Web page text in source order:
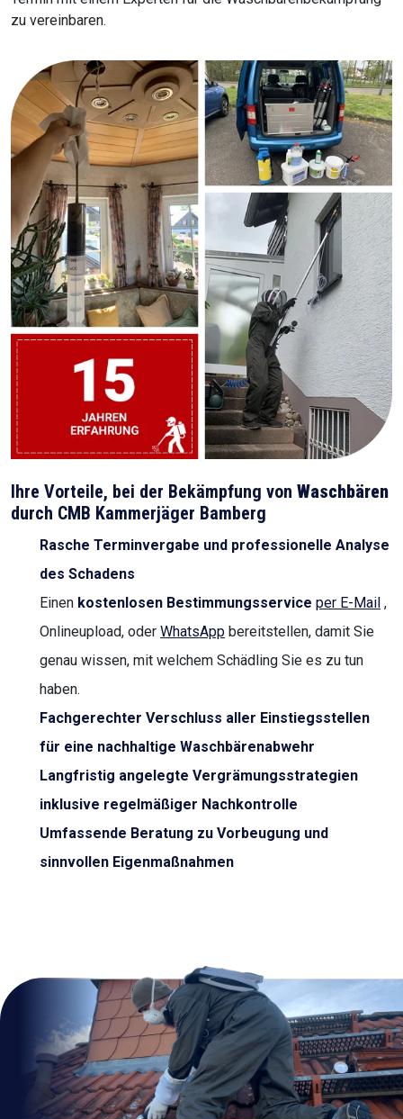
zu vereinbaren.
Ihre Vorteile, bei der Bekämpfung von Waschbären
durch CMB Kammerjäger Bamberg
Rasche Terminvergabe und professionelle Analyse
des Schadens
Einen kostenlosen Bestimmungsservice per E-Mail ,
Onlineupload, oder WhatsApp bereitstellen, damit Sie
genau wissen, mit welchem Schädling Sie es zu tun
haben.
Fachgerechter Verschluss aller Einstiegsstellen
für eine nachhaltige Waschbärenabwehr
Langfristig angelegte Vergrämungsstrategien
inklusive regelmäßiger Nachkontrolle
Umfassende Beratung zu Vorbeugung und
sinnvollen Eigenmaßnahmen